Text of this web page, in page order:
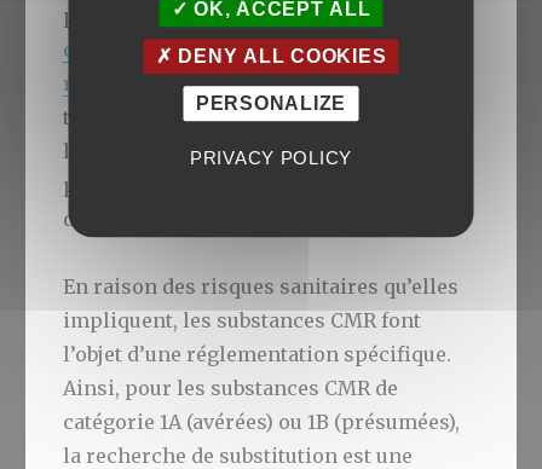
particulièrement aux substances
cancérigènes, mutagènes et
reprotoxiques(CMR), dont les effets
toxiques graves ne sont observés que très
longtemps après l’exposition, y compris
pour une exposition très faible cumulée
dans le temps.
En raison des risques sanitaires qu’elles
impliquent, les substances CMR font
l’objet d’une réglementation spécifique.
Ainsi, pour les substances CMR de
catégorie 1A (avérées) ou 1B (présumées),
la recherche de substitution est une
OK, ACCEPT ALL
DENY ALL COOKIES
PERSONALIZE
PRIVACY POLICY